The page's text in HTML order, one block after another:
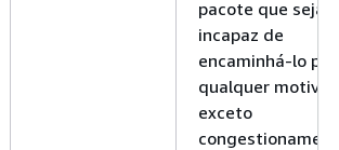
pacote que seja
incapaz de
encaminhá-lo por
qualquer motivo,
exceto